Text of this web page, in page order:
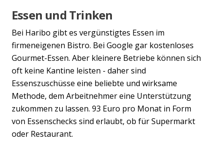
Essen und Trinken
Bei Haribo gibt es vergünstigtes Essen im
firmeneigenen Bistro. Bei Google gar kostenloses
Gourmet-Essen. Aber kleinere Betriebe können sich
oft keine Kantine leisten - daher sind
Essenszuschüsse eine beliebte und wirksame
Methode, dem Arbeitnehmer eine Unterstützung
zukommen zu lassen. 93 Euro pro Monat in Form
von Essenschecks sind erlaubt, ob für Supermarkt
oder Restaurant.